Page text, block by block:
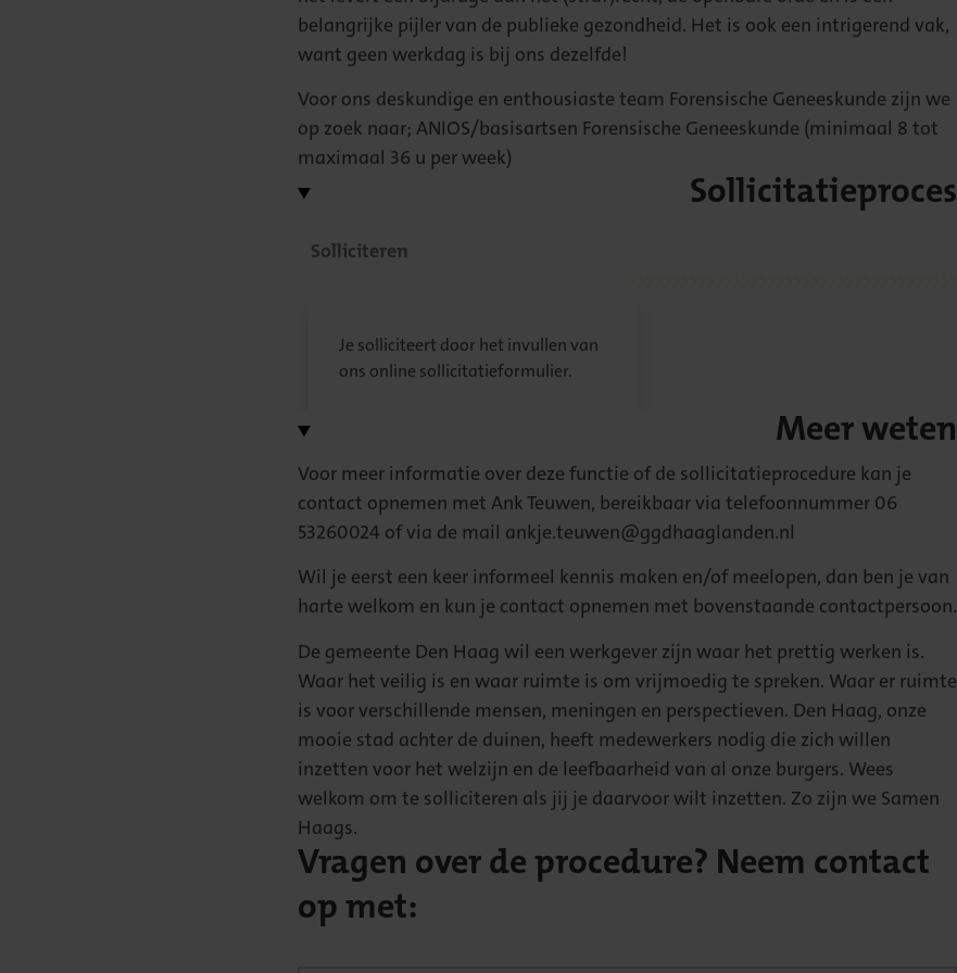
belangrijke pijler van de publieke gezondheid. Het is ook een intrigerend vak,
want geen werkdag is bij ons dezelfde!
Voor ons deskundige en enthousiaste team Forensische Geneeskunde zijn we
op zoek naar; ANIOS/basisartsen Forensische Geneeskunde (minimaal 8 tot
maximaal 36 u per week)
Sollicitatieproces
Solliciteren
Solliciteren:
Je solliciteert door het invullen van
ons online sollicitatieformulier.
Meer weten
Voor meer informatie over deze functie of de sollicitatieprocedure kan je
contact opnemen met Ank Teuwen, bereikbaar via telefoonnummer 06
53260024 of via de mail ankje.teuwen@ggdhaaglanden.nl
Wil je eerst een keer informeel kennis maken en/of meelopen, dan ben je van
harte welkom en kun je contact opnemen met bovenstaande contactpersoon.
De gemeente Den Haag wil een werkgever zijn waar het prettig werken is.
Waar het veilig is en waar ruimte is om vrijmoedig te spreken. Waar er ruimte
is voor verschillende mensen, meningen en perspectieven. Den Haag, onze
mooie stad achter de duinen, heeft medewerkers nodig die zich willen
inzetten voor het welzijn en de leefbaarheid van al onze burgers. Wees
welkom om te solliciteren als jij je daarvoor wilt inzetten. Zo zijn we Samen
Haags.
Vragen over de procedure? Neem contact
op met: